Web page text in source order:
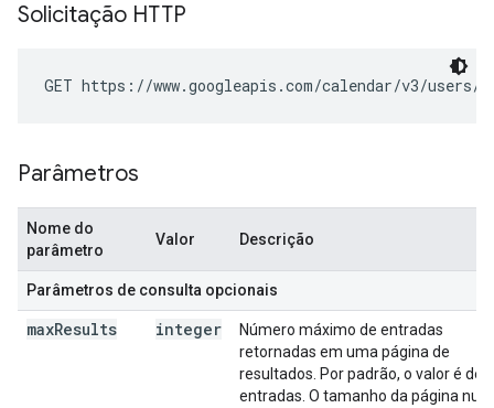
Solicitação HTTP
GET https://www.googleapis.com/calendar/v3/users/
Parâmetros
Nome do
parâmetro
Valor Descrição
Parâmetros de consulta opcionais
maxResults integer
Número máximo de entradas
retornadas em uma página de
resultados. Por padrão, o valor é de
entradas. O tamanho da página